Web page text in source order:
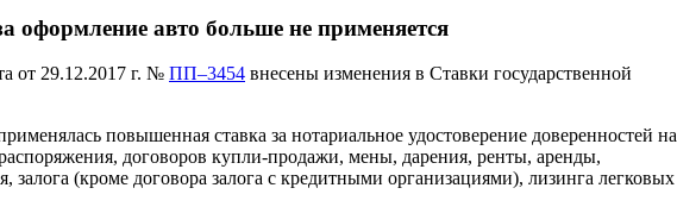
оформление авто больше не применяется
от 29.12.2017 г. № ПП–3454 внесены изменения в Ставки государственной
повышенная ставка за нотариальное удостоверение доверенностей на
договоров купли-продажи, мены, дарения, ренты, аренды,
залога (кроме договора залога с кредитными организациями), лизинга легковых